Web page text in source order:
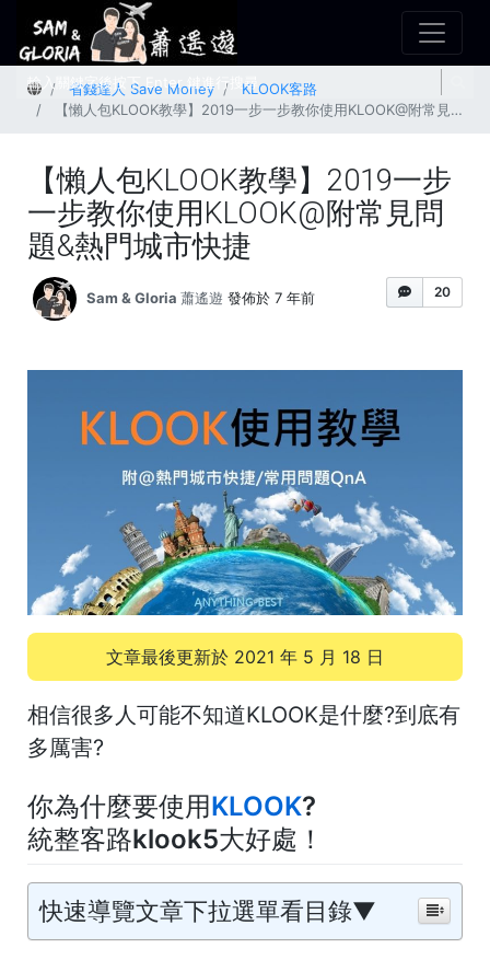
首頁 省錢達人 Save Money
KLOOK客路
【懶人包KLOOK教學】2019一步一步教你使用KLOOK@附常見問題&熱門城市快捷
【懶人包KLOOK教學】2019一步
一步教你使用KLOOK@附常見問
題&熱門城市快捷
20
Sam & Gloria 蕭遙遊 發佈於 7 年前
文章最後更新於 2021 年 5 月 18 日
相信很多人可能不知道KLOOK是什麼?到底有
多厲害?
你為什麼要使用KLOOK?
統整客路klook5大好處！
快速導覽文章下拉選單看目錄▼